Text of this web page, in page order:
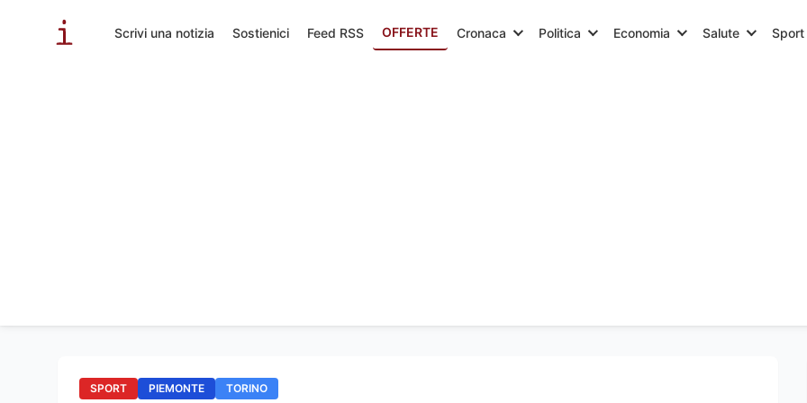
Scrivi una notizia Sostienici Feed RSS OFFERTE Cronaca Politica Economia Salute Sport
SPORT PIEMONTE TORINO